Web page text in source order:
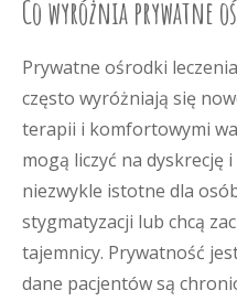
Co wyróżnia prywatne
Prywatne ośrodki
często wyróżniają się
terapii i komfortowymi
mogą liczyć na dyskrecję
niezwykle istotne dla
stygmatyzacji lub chcą
tajemnicy. Prywatność
dane pacjentów są